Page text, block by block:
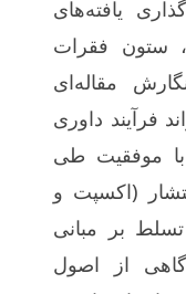
داوری
طی
و